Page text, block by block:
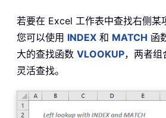
若要在 Excel 工作表中查找右侧某
您可以使用 INDEX 和 MATCH 函
大的查找函数 VLOOKUP，两者组
灵活查找。